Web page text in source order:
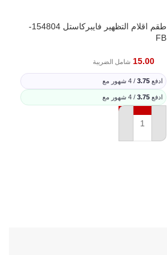
طقم اقلام التظهير فايبركاستل 154804-
FB
15.00 شامل الضريبة
ادفع 3.75 / 4 شهور مع
ادفع 3.75 / 4 شهور مع
إضافة إلى السلة